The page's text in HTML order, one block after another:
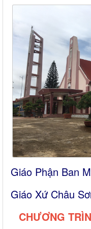
Giáo Phận Ban
Giáo Xứ
CHƯƠNG